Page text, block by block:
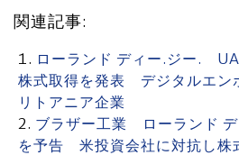
関連記事:
ローランド ディー.ジー.
株式取得を発表 デジタルエン
リトアニア企業
ブラザー工業 ローランド
を予告 米投資会社に対抗し株